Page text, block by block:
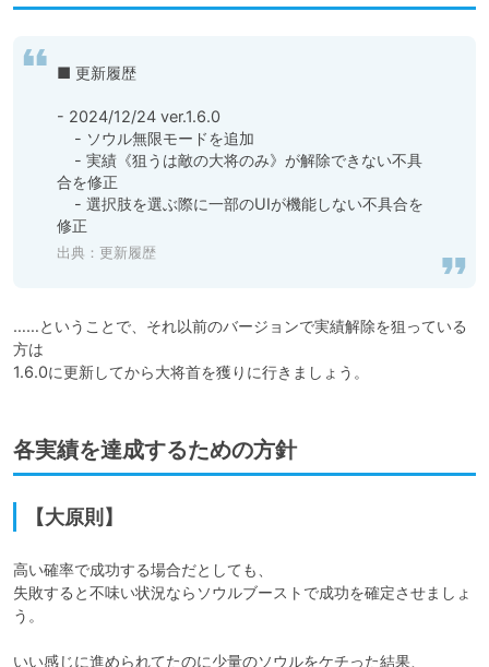
■ 更新履歴
- 2024/12/24 ver.1.6.0
合を修正
修正
出典：更新履歴
……ということで、それ以前のバージョンで実績解除を狙っている
方は
1.6.0に更新してから大将首を獲りに行きましょう。
各実績を達成するための方針
【大原則】
高い確率で成功する場合だとしても、
失敗すると不味い状況ならソウルブーストで成功を確定させましょ
う。
いい感じに進められてたのに少量のソウルをケチった結果、